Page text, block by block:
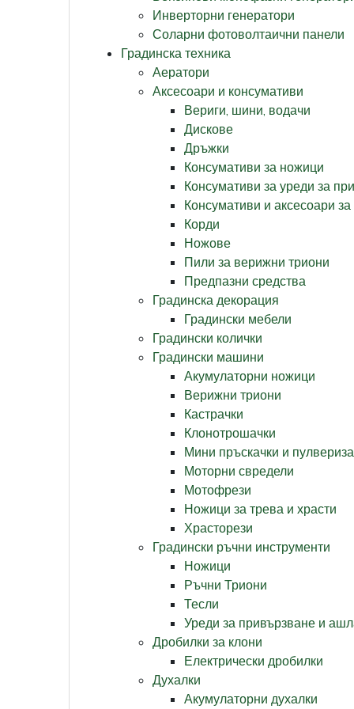
Инверторни генератори
Соларни фотоволтаични панели
Градинска техника
Аератори
Аксесоари и консумативи
Вериги, шини, водачи
Дискове
Дръжки
Консумативи за ножици
Консумативи за уреди за
Консумативи и аксесоари
Корди
Ножове
Пили за верижни триони
Предпазни средства
Градинска декорация
Градински мебели
Градински колички
Градински машини
Акумулаторни ножици
Верижни триони
Кастрачки
Клонотрошачки
Мини пръскачки и
Моторни свредели
Мотофрези
Ножици за трева и храсти
Храсторези
Градински ръчни инструменти
Ножици
Ръчни Триони
Тесли
Уреди за привързване и
Дробилки за клони
Електрически дробилки
Духалки
Акумулаторни духалки